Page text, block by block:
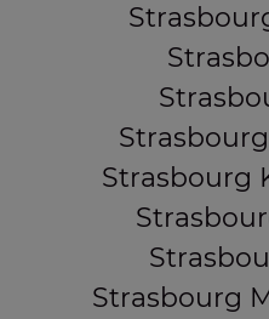
Strasbourg
Strasbourg